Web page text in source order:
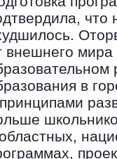
что
внешнего
в